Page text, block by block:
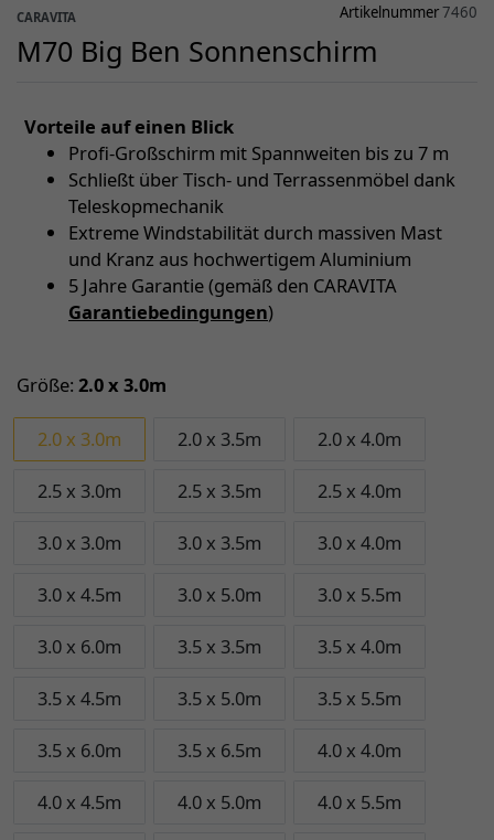
CARAVITA Artikelnummer7460
M70 Big Ben Sonnenschirm
Vorteile auf einen Blick
Profi-Großschirm mit Spannweiten bis zu 7 m
Schließt über Tisch- und Terrassenmöbel dank
Teleskopmechanik
Extreme Windstabilität durch massiven Mast
und Kranz aus hochwertigem Aluminium
5 Jahre Garantie (gemäß den CARAVITA
Garantiebedingungen)
Größe: 2.0 x 3.0m
2.0 x 3.0m 2.0 x 3.5m 2.0 x 4.0m
2.5 x 3.0m 2.5 x 3.5m 2.5 x 4.0m
3.0 x 3.0m 3.0 x 3.5m 3.0 x 4.0m
3.0 x 4.5m 3.0 x 5.0m 3.0 x 5.5m
3.0 x 6.0m 3.5 x 3.5m 3.5 x 4.0m
3.5 x 4.5m 3.5 x 5.0m 3.5 x 5.5m
3.5 x 6.0m 3.5 x 6.5m 4.0 x 4.0m
4.0 x 4.5m 4.0 x 5.0m 4.0 x 5.5m